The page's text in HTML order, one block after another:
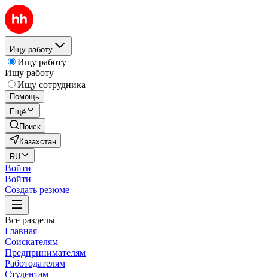
Ищу работу
Ищу работу
Ищу работу
Ищу сотрудника
Помощь
Ещё
Поиск
Казахстан
RU
Войти
Войти
Создать резюме
Все разделы
Главная
Соискателям
Предпринимателям
Работодателям
Студентам